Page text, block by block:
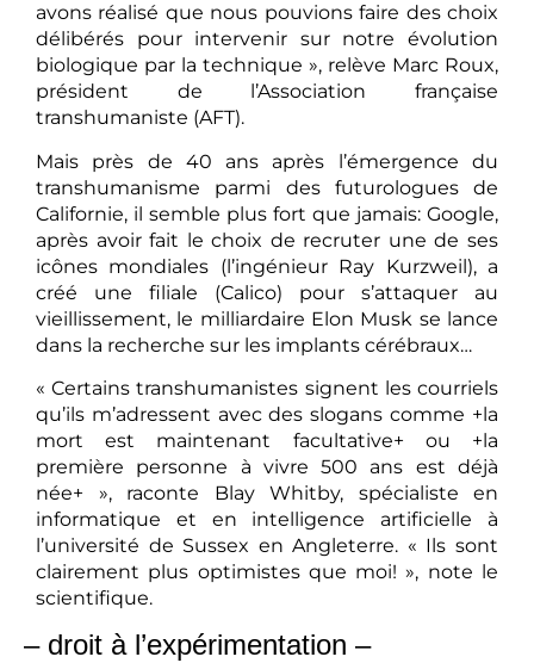
avons réalisé que nous pouvions faire des choix
délibérés pour intervenir sur notre évolution
biologique par la technique », relève Marc Roux,
président de l’Association française
transhumaniste (AFT).
Mais près de 40 ans après l’émergence du
transhumanisme parmi des futurologues de
Californie, il semble plus fort que jamais: Google,
après avoir fait le choix de recruter une de ses
icônes mondiales (l’ingénieur Ray Kurzweil), a
créé une filiale (Calico) pour s’attaquer au
vieillissement, le milliardaire Elon Musk se lance
dans la recherche sur les implants cérébraux…
« Certains transhumanistes signent les courriels
qu’ils m’adressent avec des slogans comme +la
mort est maintenant facultative+ ou +la
première personne à vivre 500 ans est déjà
née+ », raconte Blay Whitby, spécialiste en
informatique et en intelligence artificielle à
l’université de Sussex en Angleterre. « Ils sont
clairement plus optimistes que moi! », note le
scientifique.
– droit à l’expérimentation –